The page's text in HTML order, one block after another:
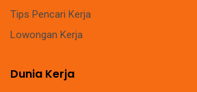
Tips Pencari Kerja
Lowongan Kerja
Dunia Kerja